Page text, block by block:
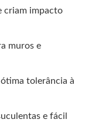
criam impacto
muros e
tolerância à
e fácil